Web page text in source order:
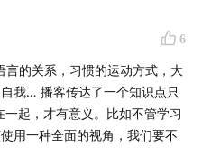
6
言的关系，习惯的运动方式，大
我… 播客传达了一个知识点只
起，才有意义。比如不管学习
用一种全面的视角，我们要不